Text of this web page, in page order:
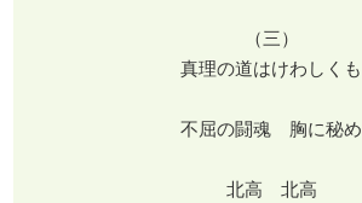
（三）
真理の道はけわしくも
不屈の闘魂 胸に秘め
北高 北高